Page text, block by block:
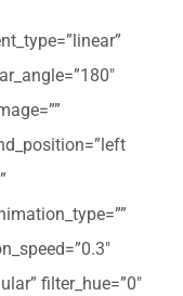
filter_hue=”0″